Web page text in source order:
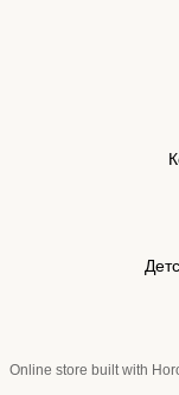
Online store built with